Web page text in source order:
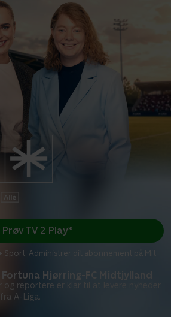
Hjørring-FC Midtjylland
reportere er klar til at levere nyheder,
A-Liga.
Prøv TV 2 Play*
Sport. Administrer dit abonnement på Mit